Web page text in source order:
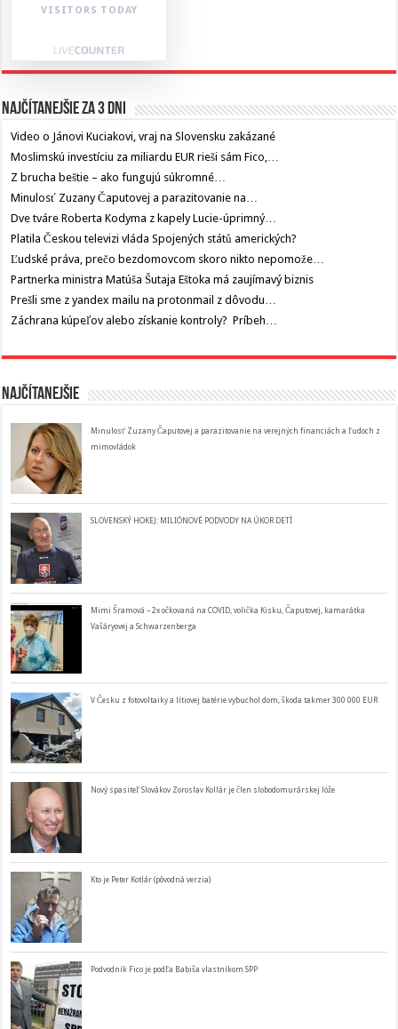
VISITORS TODAY
Najčítanejšie za 3 dni
Video o Jánovi Kuciakovi, vraj na Slovensku zakázané
Moslimskú investíciu za miliardu EUR rieši sám Fico,…
Z brucha beštie – ako fungujú súkromné…
Minulosť Zuzany Čaputovej a parazitovanie na…
Dve tváre Roberta Kodyma z kapely Lucie-úprimný…
Platila Českou televizi vláda Spojených států amerických?
Ľudské práva, prečo bezdomovcom skoro nikto nepomože…
Partnerka ministra Matúša Šutaja Eštoka má zaujímavý biznis
Prešli sme z yandex mailu na protonmail z dôvodu…
Záchrana kúpeľov alebo získanie kontroly? Príbeh…
Najčítanejšie
Minulosť Zuzany Čaputovej a parazitovanie na verejných financiách a ľudoch z
mimovládok
SLOVENSKÝ HOKEJ: MILIÓNOVÉ PODVODY NA ÚKOR DETÍ
Mimi Šramová – 2x očkovaná na COVID, volička Kisku, Čaputovej, kamarátka
Vašáryovej a Schwarzenberga
V Česku z fotovoltaiky a lítiovej batérie vybuchol dom, škoda takmer 300 000 EUR
Nový spasiteľ Slovákov Zoroslav Kollár je člen slobodomurárskej lóže
Kto je Peter Kotlár (pôvodná verzia)
Podvodník Fico je podľa Babiša vlastníkom SPP